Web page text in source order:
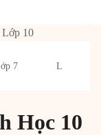
10
7 Lớp 8
Học 10